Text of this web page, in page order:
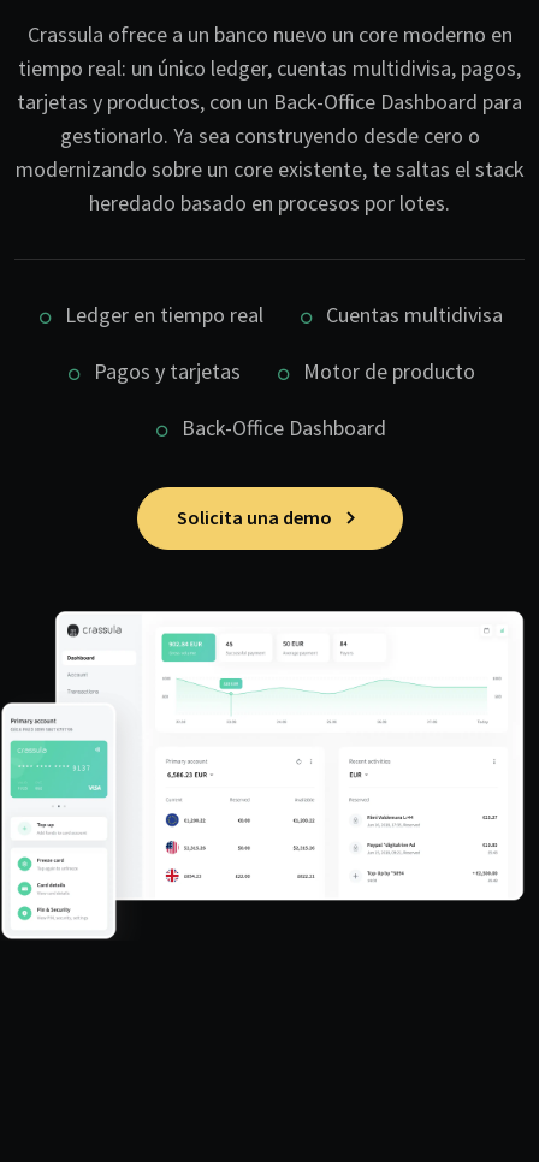
Crassula ofrece a un banco nuevo un core moderno en
tiempo real: un único ledger, cuentas multidivisa, pagos,
tarjetas y productos, con un Back-Office Dashboard para
gestionarlo. Ya sea construyendo desde cero o
modernizando sobre un core existente, te saltas el stack
heredado basado en procesos por lotes.
Ledger en tiempo real Cuentas multidivisa
Pagos y tarjetas Motor de producto
Back-Office Dashboard
Solicita una demo